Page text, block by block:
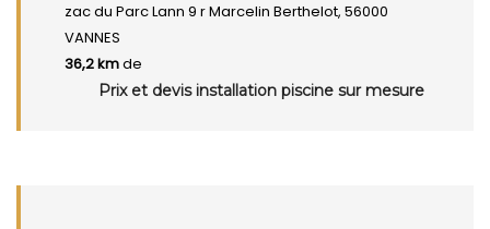
zac du Parc Lann 9 r Marcelin Berthelot, 56000
VANNES
36,2 kmde
Prix et devis installation piscine sur mesure